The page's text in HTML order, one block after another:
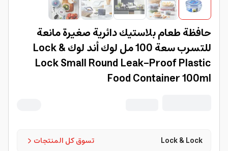
حافظة طعام بلاستيك دائرية صغيرة مانعة
للتسرب سعة 100 مل لوك أند لوك Lock &
Lock Small Round Leak-Proof Plastic
Food Container 100ml
تسوق كل المنتجات Lock & Lock